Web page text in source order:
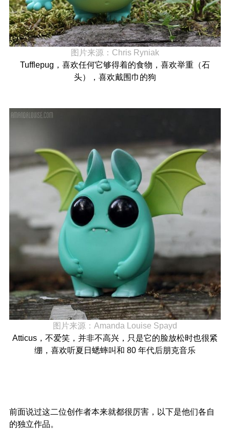
图片来源： Chris Ryniak
Tufflepug，喜欢任何它够得着的食物，喜欢举重（石
头），喜欢戴围巾的狗
图片来源： Amanda Louise Spayd
Atticus，不爱笑，并非不高兴，只是它的脸放松时也很紧
绷，喜欢听夏日蟋蟀叫和 80 年代后朋克音乐
前面说过这二位创作者本来就都很厉害，以下是他们各自
的独立作品。